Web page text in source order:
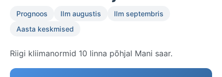
Prognoos Ilm augustis
Ilm septembris
Aasta keskmised
Riigi kliimanormid 10 linna põhjal Mani saar.